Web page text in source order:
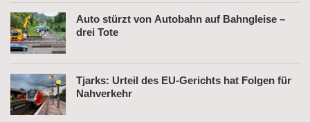
Auto stürzt von Autobahn auf Bahngleise –
drei Tote
Tjarks: Urteil des EU-Gerichts hat Folgen für
Nahverkehr